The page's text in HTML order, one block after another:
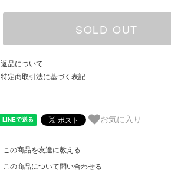
SOLD OUT
返品について
特定商取引法に基づく表記
お気に入り
この商品を友達に教える
この商品について問い合わせる